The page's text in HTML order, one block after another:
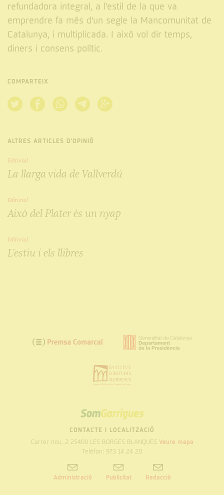
refundadora integral, a l'estil de la que va
emprendre fa més d'un segle la Mancomunitat de
Catalunya, i multiplicada. I això vol dir temps,
diners i consens polític.
COMPARTEIX
ALTRES ARTICLES D'OPINIÓ
Editorial
La llarga vida de Vallverdú
Editorial
Això del Plater és un nyap
Editorial
L’estiu i els llibres
SOM
GARRIGUES
CONTACTE I LOCALITZACIÓ
Carrer nou, 2 25400 LES BORGES BLANQUES Veure mapa
Telèfon: 973 14 24 20
Administració Publicitat Redacció